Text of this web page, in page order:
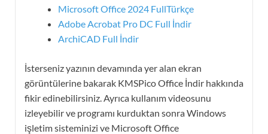
Microsoft Office 2024 FullTürkçe
Adobe Acrobat Pro DC Full İndir
ArchiCAD Full İndir
İsterseniz yazının devamında yer alan ekran
görüntülerine bakarak KMSPico Office İndir hakkında
fikir edinebilirsiniz. Ayrıca kullanım videosunu
izleyebilir ve programı kurduktan sonra Windows
işletim sisteminizi ve Microsoft Office